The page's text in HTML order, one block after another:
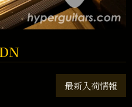
最新入荷情報